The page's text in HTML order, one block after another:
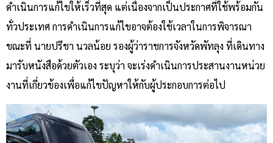
ดำเนินการแก้ไขให้เร็วที่สุด แต่เนื่องจากเป็นประกาศที่ใช้พร้อมกัน
ทั่วประเทศ การดำเนินการแก้ไขอาจต้องใช้เวลาในการพิจารณา
ขณะที่ นายปรีชา นวลน้อย รองผู้ว่าราชการจังหวัดพัทลุง ที่เดินทาง
มารับหนังสือด้วยตัวเอง ระบุว่า จะเร่งดำเนินการประสานงานหน่วย
งานที่เกี่ยวข้องเพื่อแก้ไขปัญหาให้กับผู้ประกอบการต่อไป